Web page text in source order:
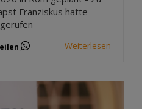
Franziskus hatte
Weiterlesen